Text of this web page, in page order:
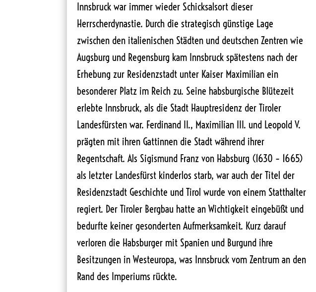
Innsbruck war immer wieder Schicksalsort dieser
Herrscherdynastie. Durch die strategisch günstige Lage
zwischen den italienischen Städten und deutschen Zentren wie
Augsburg und Regensburg kam Innsbruck spätestens nach der
Erhebung zur Residenzstadt unter Kaiser Maximilian ein
besonderer Platz im Reich zu. Seine habsburgische Blütezeit
erlebte Innsbruck, als die Stadt Hauptresidenz der Tiroler
Landesfürsten war. Ferdinand II., Maximilian III. und Leopold V.
prägten mit ihren Gattinnen die Stadt während ihrer
Regentschaft. Als Sigismund Franz von Habsburg (1630 – 1665)
als letzter Landesfürst kinderlos starb, war auch der Titel der
Residenzstadt Geschichte und Tirol wurde von einem Statthalter
regiert. Der Tiroler Bergbau hatte an Wichtigkeit eingebüßt und
bedurfte keiner gesonderten Aufmerksamkeit. Kurz darauf
verloren die Habsburger mit Spanien und Burgund ihre
Besitzungen in Westeuropa, was Innsbruck vom Zentrum an den
Rand des Imperiums rückte.